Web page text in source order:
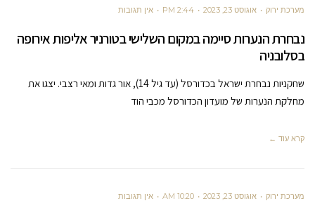
מערכת ירוק אוגוסט 23, 2023 2:44 PM אין תגובות
נבחרת הנערות סיימה במקום השלישי בטורניר אליפות אירופה
בסלובניה
שחקניות נבחרת ישראל בכדורסל (עד גיל 14), אור גדות ומאי רצבי. יצגו את
מחלקת הנערות של מועדון הכדורסל מכבי הוד
קרא עוד ←
מערכת ירוק אוגוסט 23, 2023 10:20 AM אין תגובות